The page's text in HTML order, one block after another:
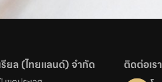
ยล (ไทยแลนด์) จำกัด ติดต่อเรา